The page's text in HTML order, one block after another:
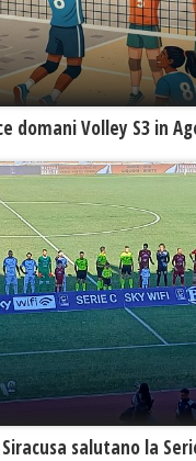
domani Volley S3 in
salutano la